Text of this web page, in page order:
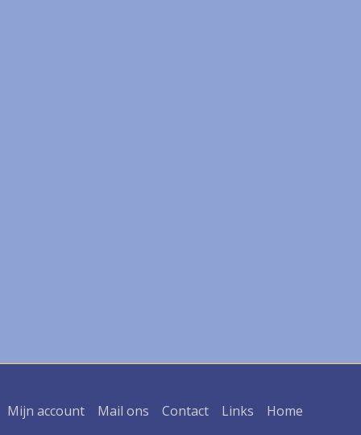
Mijn account Mail ons Contact Links Home